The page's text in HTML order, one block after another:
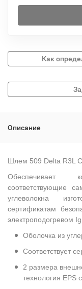
Как
Описание
Шлем 509 Delta R3L
Обеспечивает
соответствующие
углеволокна
сертификатам
электроподогревом
Оболочка из
Соответствует
2 размера
технология EPS